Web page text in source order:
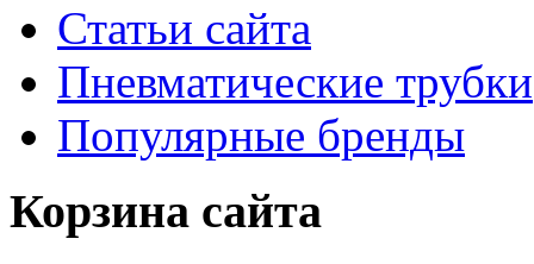
Статьи сайта
Пневматические трубки
Популярные бренды
Корзина сайта